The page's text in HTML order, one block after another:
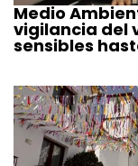
Medio
vigilancia del
sensibles